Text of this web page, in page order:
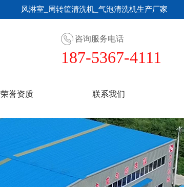
风淋室_周转筐清洗机_气泡清洗机生产厂家
咨询服务电话
187-5367-4111
荣誉资质 联系我们